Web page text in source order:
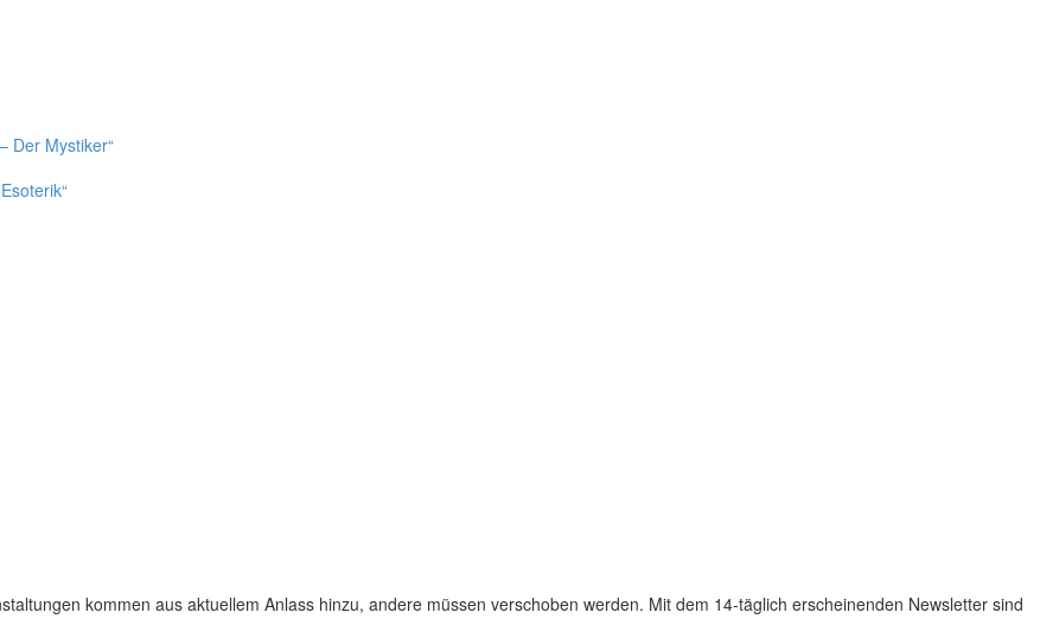
Der Mystiker“
kommen aus aktuellem Anlass hinzu, andere müssen verschoben werden. Mit dem 14-täglich erscheinenden Newsletter sind